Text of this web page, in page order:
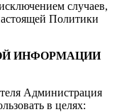
случаев,
Политики
ИНФОРМАЦИИ
Администрация
в целях: